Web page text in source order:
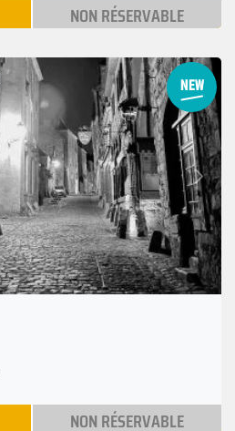
NON RÉSERVABLE
Suivant
NON RÉSERVABLE